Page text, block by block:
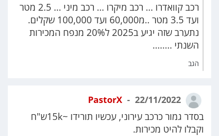
רכב קוואדרו ... רכב מיקרו ... רכב מיני ... 2.5 מטר
ועד 3.5 מטר ..מ60,000 ועד 100,000 שקלים.
נתערב שזה יגיע ב2025 ל20% מנפח המכירות
השנתי ........
הגב
PastorX 22/11/2022
בסדר גמור כרכב עירוני, עכשיו תורידו ~15kש"ח
וקבלו להיט מכירות.